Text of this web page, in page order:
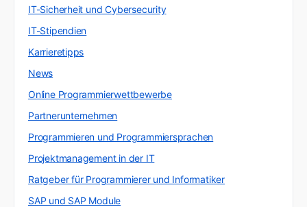
IT-Sicherheit und Cybersecurity
IT-Stipendien
Karrieretipps
News
Online Programmierwettbewerbe
Partnerunternehmen
Programmieren und Programmiersprachen
Projektmanagement in der IT
Ratgeber für Programmierer und Informatiker
SAP und SAP Module